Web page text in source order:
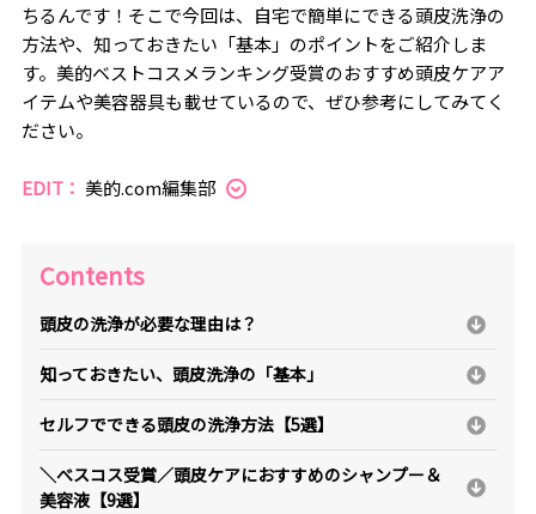
ちるんです！そこで今回は、自宅で簡単にできる頭皮洗浄の
方法や、知っておきたい「基本」のポイントをご紹介しま
す。美的ベストコスメランキング受賞のおすすめ頭皮ケアア
イテムや美容器具も載せているので、ぜひ参考にしてみてく
ださい。
EDIT： 美的.com編集部
Contents
頭皮の洗浄が必要な理由は？
知っておきたい、頭皮洗浄の「基本」
セルフでできる頭皮の洗浄方法【5選】
＼べスコス受賞／頭皮ケアにおすすめのシャンプー＆
美容液【9選】